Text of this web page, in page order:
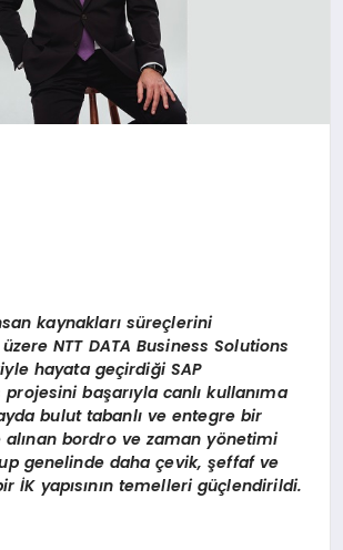
kaynakları süreçlerini
NTT DATA Business Solutions
hayata geçirdiği SAP
projesini başarıyla canlı kullanıma
bulut tabanlı ve entegre bir
alınan bordro ve zaman yönetimi
genelinde daha çevik,şeffaf ve
İK yapısının temelleri güçlendirildi.